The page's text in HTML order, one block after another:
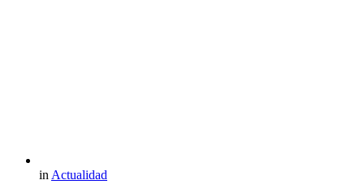
in Actualidad